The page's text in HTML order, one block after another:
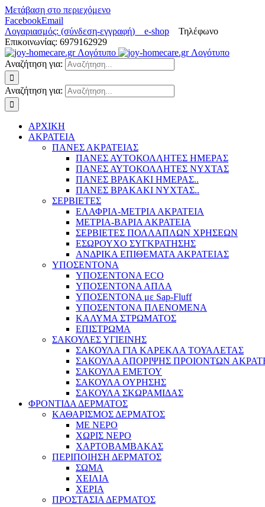
Μετάβαση στο περιεχόμενο
FacebookEmail
Λογαριασμός: (σύνδεση-εγγραφή) e-shop Τηλέφωνο
Επικοινωνίας: 6979162929
Αναζήτηση για:
Αναζήτηση για:
ΑΡΧΙΚΗ
ΑΚΡΑΤΕΙΑ
ΠΑΝΕΣ ΑΚΡΑΤΕΙΑΣ
ΠΑΝΕΣ ΑΥΤΟΚΟΛΛΗΤΕΣ ΗΜΕΡΑΣ
ΠΑΝΕΣ ΑΥΤΟΚΟΛΛΗΤΕΣ ΝΥΧΤΑΣ
ΠΑΝΕΣ ΒΡΑΚΑΚΙ ΗΜΕΡΑΣ..
ΠΑΝΕΣ ΒΡΑΚΑΚΙ ΝΥΧΤΑΣ..
ΣΕΡΒΙΕΤΕΣ
ΕΛΑΦΡΙΑ-ΜΕΤΡΙΑ ΑΚΡΑΤΕΙΑ
ΜΕΤΡΙΑ-ΒΑΡΙΑ ΑΚΡΑΤΕΙΑ
ΣΕΡΒΙΕΤΕΣ ΠΟΛΛΑΠΛΩΝ ΧΡΗΣΕΩΝ
ΕΣΩΡΟΥΧΟ ΣΥΓΚΡΑΤΗΣΗΣ
ΑΝΔΡΙΚΑ ΕΠΙΘΕΜΑΤΑ ΑΚΡΑΤΕΙΑΣ
ΥΠΟΣΕΝΤΟΝΑ
ΥΠΟΣΕΝΤΟΝΑ ECO
ΥΠΟΣΕΝΤΟΝΑ ΑΠΛΑ
ΥΠΟΣΕΝΤΟΝΑ με Sap-Fluff
ΥΠΟΣΕΝΤΟΝΑ ΠΛΕΝΟΜΕΝΑ
ΚΑΛΥΜΑ ΣΤΡΩΜΑΤΟΣ
ΕΠΙΣΤΡΩΜΑ
ΣΑΚΟΥΛΕΣ ΥΓΙΕΙΝΗΣ
ΣΑΚΟΥΛΑ ΓΙΑ ΚΑΡΕΚΛΑ ΤΟΥΑΛΕΤΑΣ
ΣΑΚΟΥΛΑ ΑΠΟΡΙΨΗΣ ΠΡΟΙΟΝΤΩΝ
ΣΑΚΟΥΛΑ ΕΜΕΤΟΥ
ΣΑΚΟΥΛΑ ΟΥΡΗΣΗΣ
ΣΑΚΟΥΛΑ ΣΚΩΡΑΜΙΔΑΣ
ΦΡΟΝΤΙΔΑ ΔΕΡΜΑΤΟΣ
ΚΑΘΑΡΙΣΜΟΣ ΔΕΡΜΑΤΟΣ
ΜΕ ΝΕΡΟ
ΧΩΡΙΣ ΝΕΡΟ
ΧΑΡΤΟΒΑΜΒΑΚΑΣ
ΠΕΡΙΠΟΙΗΣΗ ΔΕΡΜΑΤΟΣ
ΣΩΜΑ
ΧΕΙΛΙΑ
ΧΕΡΙΑ
ΠΡΟΣΤΑΣΙΑ ΔΕΡΜΑΤΟΣ